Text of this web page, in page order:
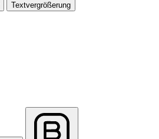
Textvergrößerung